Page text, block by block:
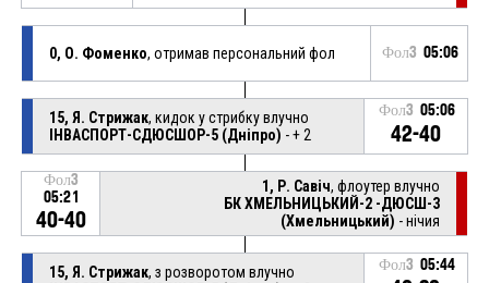
0, О. Фоменко, отримав персональний фол Фол3 05:06
15, Я. Стрижак, кидок у стрибку влучно
ІНВАСПОРТ-СДЮСШОР-5 (Дніпро) - + 2
Фол3 05:06
42-40
Фол3
05:21
40-40
1, Р. Савіч, флоутер влучно
БК ХМЕЛЬНИЦЬКИЙ-2 -ДЮСШ-3
(Хмельницький) - нічия
15, Я. Стрижак, з розворотом влучно
Фол3 05:44